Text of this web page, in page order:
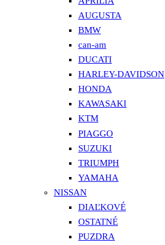
AUGUSTA
BMW
can-am
DUCATI
HARLEY-DAVIDSON
HONDA
KAWASAKI
KTM
PIAGGO
SUZUKI
TRIUMPH
YAMAHA
NISSAN
DIAĽKOVÉ
OSTATNÉ
PUZDRA